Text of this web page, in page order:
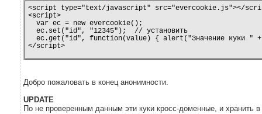
<script type="text/javascript" src="evercookie.js"></
<script>
var ec = new evercookie();
ec.set("id", "12345");  // установить
ec.get("id", function(value) { alert("Значение куки "
</script>
Добро пожаловать в конец анонимности.
UPDATE
По не проверенным данным эти куки кросс-доменные, и хранить